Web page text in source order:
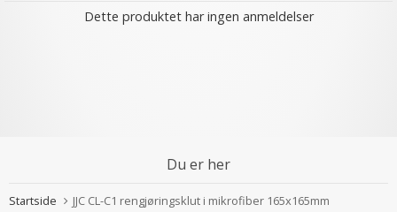
Dette produktet har ingen anmeldelser
Du er her
Startside JJC CL-C1 rengjøringsklut i mikrofiber 165x165mm